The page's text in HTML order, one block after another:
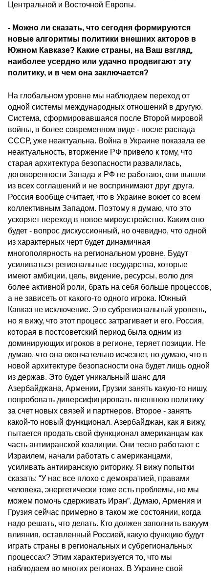
Центральной и Восточной Европы.
- Можно ли сказать, что сегодня формируются
новые алгоритмы политики внешних акторов в
Южном Кавказе? Какие страны, на Ваш взгляд,
наиболее усердно или удачно продвигают эту
политику, и в чем она заключается?
На глобальном уровне мы наблюдаем переход от
одной системы международных отношений в другую.
Система, сформировавшаяся после Второй мировой
войны, в более современном виде - после распада
СССР, уже неактуальна. Война в Украине показала ее
неактуальность, вторжение РФ привело к тому, что
старая архитектура безопасности развалилась,
договоренности Запада и РФ не работают, они вышли
из всех соглашений и не воспринимают друг друга.
Россия вообще считает, что в Украине воюет со всем
коллективным Западом. Поэтому я думаю, что это
ускоряет переход в новое мироустройство. Каким оно
будет - вопрос дискуссионный, но очевидно, что одной
из характерных черт будет динамичная
многополярность на региональном уровне. Будут
усиливаться региональные государства, которые
имеют амбиции, цель, видение, ресурсы, волю для
более активной роли, брать на себя больше процессов,
а не зависеть от какого-то одного игрока. Южный
Кавказ не исключение. Это субрегиональный уровень,
но я вижу, что этот процесс затрагивает и его. Россия,
которая в постсоветский период была одним из
доминирующих игроков в регионе, теряет позиции. Не
думаю, что она окончательно исчезнет, но думаю, что в
новой архитектуре безопасности она будет лишь одной
из держав. Это будет уникальный шанс для
Азербайджана, Армении, Грузии занять какую-то нишу,
попробовать диверсифицировать внешнюю политику
за счет новых связей и партнеров. Второе - занять
какой-то новый функционал. Азербайджан, как я вижу,
пытается продать свой функционал американцам как
часть антииранской коалиции. Они тесно работают с
Израилем, начали работать с американцами,
усиливать антииранскую риторику. Я вижу попытки
сказать: “У нас все плохо с демократией, правами
человека, энергетически тоже есть проблемы, но мы
можем помочь сдерживать Иран”. Думаю, Армения и
Грузия сейчас примерно в таком же состоянии, когда
надо решать, что делать. Кто должен заполнить вакуум
влияния, оставленный Россией, какую функцию будут
играть страны в региональных и субрегиональных
процессах? Этим характеризуется то, что мы
наблюдаем во многих регионах. В Украине свой